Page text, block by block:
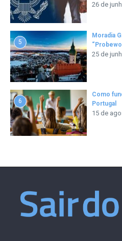
26 de
5
Moradia
25 de
6
Como
Portugal
15 de